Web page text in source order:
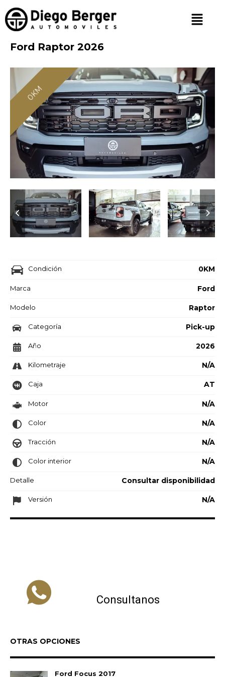
Ford Raptor 2026
0KM
Condición 0KM
Marca Ford
Modelo Raptor
Categoría Pick-up
Año 2026
Kilometraje N/A
Caja AT
Motor N/A
Color N/A
Tracción N/A
Color interior N/A
Detalle Consultar disponibilidad
Versión N/A
Consultanos
OTRAS OPCIONES
Ford Focus 2017